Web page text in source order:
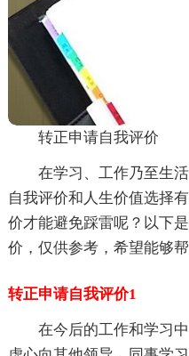
转正申请自我评价
在学习、工作乃至生
自我评价和人生价值选择
价才能避免踩雷呢？以下
价，仅供参考，希望能够帮
转正申请自我评价1
在今后的工作和学习